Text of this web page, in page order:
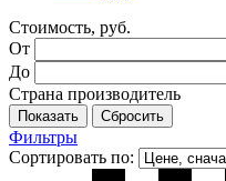
Стоимость, руб.
От
До
Страна производитель
Фильтры
Сортировать по: